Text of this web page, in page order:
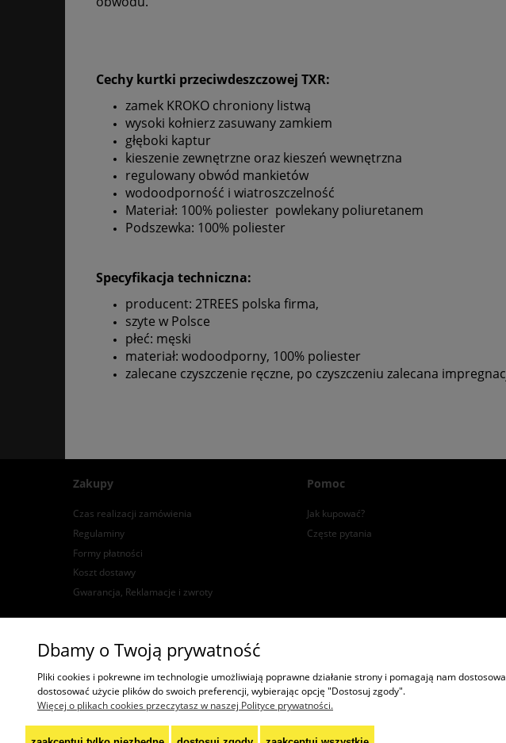
Cechy kurtki przeciwdeszczowej TXR:
zamek KROKO chroniony listwą
wysoki kołnierz zasuwany zamkiem
głęboki kaptur
kieszenie zewnętrzne oraz kieszeń wewnętrzna
regulowany obwód mankietów
wodoodporność i wiatroszczelność
Materiał: 100% poliester powlekany poliuretanem
Podszewka: 100% poliester
Specyfikacja techniczna:
producent: 2TREES polska firma,
szyte w Polsce
płeć: męski
materiał: wodoodporny, 100% poliester
zalecane czyszczenie ręczne, po czyszczeniu zalecana
Zakupy
Czas realizacji zamówienia
Regulaminy
Formy płatności
Koszt dostawy
Gwarancja, Reklamacje i zwroty
Pomoc
Jak kupować?
Częste pytania
"2TREES" Radosław Krzysztof Olech | ul. Potok 485A, 38-404
Dbamy o Twoją prywatność
Pliki cookies i pokrewne im technologie umożliwiają poprawne działanie strony i pomagają nam
dostosować użycie plików do swoich preferencji, wybierając opcję "Dostosuj zgody".
Więcej o plikach cookies przeczytasz w naszej Polityce prywatności.